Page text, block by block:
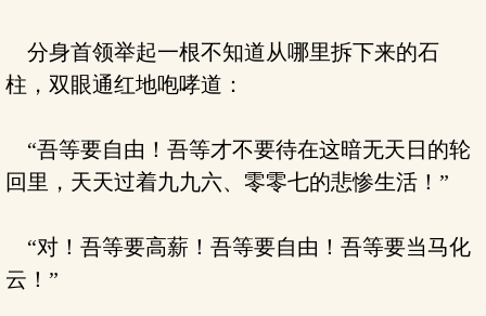
分身首领举起一根不知道从哪里拆下来的石
柱，双眼通红地咆哮道：
“吾等要自由！吾等才不要待在这暗无天日的轮
回里，天天过着九九六、零零七的悲惨生活！”
“对！吾等要高薪！吾等要自由！吾等要当马化
云！”